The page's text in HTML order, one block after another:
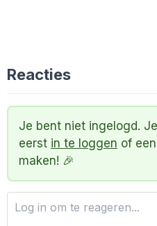
Reacties
Je bent niet ingelogd.
eerst in te loggen of een
maken! 🎉